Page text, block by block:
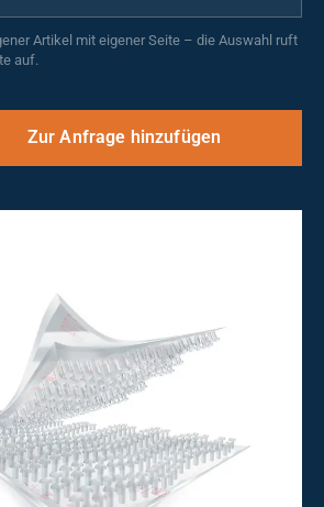
Artikel mit eigener Seite – die Auswahl ruft
auf.